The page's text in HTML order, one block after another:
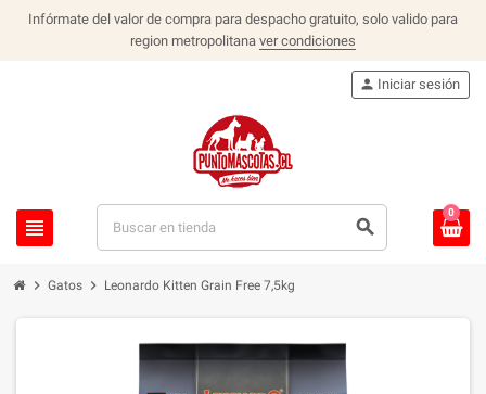
Infórmate del valor de compra para despacho gratuito, solo valido para
region metropolitana ver condiciones
view_headline search
person Iniciar sesión
0
chevron_right Gatos chevron_right Leonardo Kitten Grain Free 7,5kg